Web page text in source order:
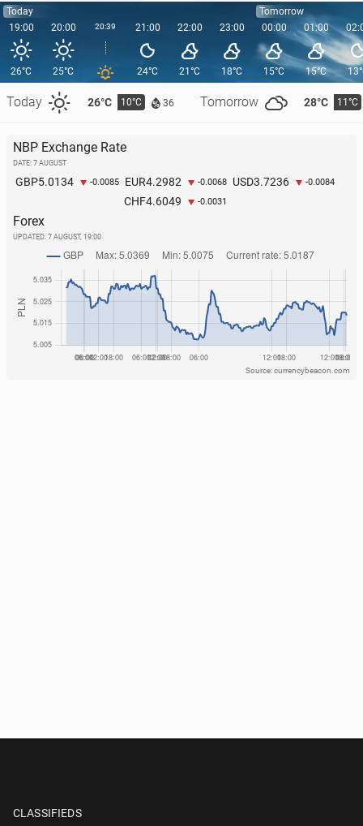
Today
19:00
26°C
Today 26°C 10°C 36 Tomorrow 28°C 11°C
20:00
25°C
20:39 21:00
24°C
22:00
21°C
23:00
18°C
Tomorrow
00:00
15°C
01:00
15°C
NBP Exchange Rate
DATE: 7 AUGUST
GBP5.0134 -0.0085 EUR4.2982 -0.0068 USD3.7236 -0.0084
CHF4.6049 -0.0031
Forex
UPDATED: 7 AUGUST, 19:00
Source: currencybeacon.com
CLASSIFIEDS